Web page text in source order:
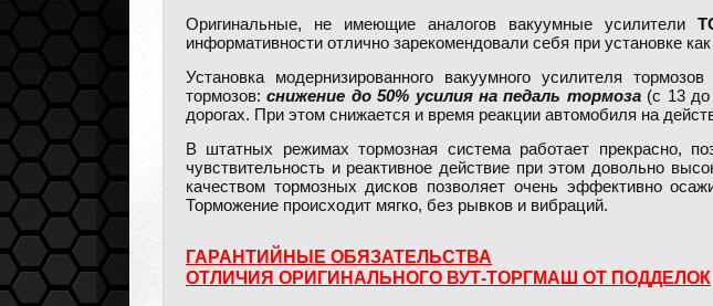
Оригинальные, не имеющие аналогов вакуумные усилители
информативности отлично зарекомендовали себя при установке
Установка модернизированного вакуумного усилителя
тормозов:снижение до 50% усилия на педаль тормоза(с 13 до
дорогах. При этом снижается и время реакции автомобиля на
В штатных режимах тормозная система работает прекрасно,
чувствительность и реактивное действие при этом довольно
качеством тормозных дисков позволяет очень эффективно
Торможение происходит мягко, без рывков и вибраций.
ГАРАНТИЙНЫЕ ОБЯЗАТЕЛЬСТВА
ОТЛИЧИЯ ОРИГИНАЛЬНОГО ВУТ-ТОРГМАШ ОТ ПОДДЕЛОК